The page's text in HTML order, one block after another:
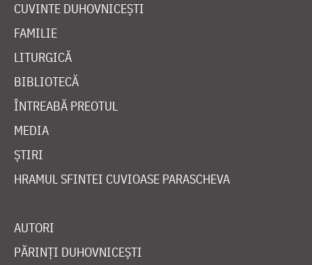
CUVINTE DUHOVNICEȘTI
FAMILIE
LITURGICĂ
BIBLIOTECĂ
ÎNTREABĂ PREOTUL
MEDIA
ȘTIRI
HRAMUL SFINTEI CUVIOASE PARASCHEVA
AUTORI
PĂRINȚI DUHOVNICEȘTI